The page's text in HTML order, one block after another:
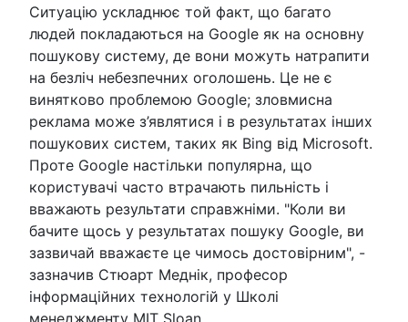
Ситуацію ускладнює той факт, що багато
людей покладаються на Google як на основну
пошукову систему, де вони можуть натрапити
на безліч небезпечних оголошень. Це не є
винятково проблемою Google; зловмисна
реклама може з’являтися і в результатах інших
пошукових систем, таких як Bing від Microsoft.
Проте Google настільки популярна, що
користувачі часто втрачають пильність і
вважають результати справжніми. "Коли ви
бачите щось у результатах пошуку Google, ви
зазвичай вважаєте це чимось достовірним", -
зазначив Стюарт Меднік, професор
інформаційних технологій у Школі
менеджменту MIT Sloan.